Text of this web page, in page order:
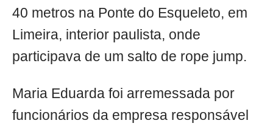
40 metros na Ponte do Esqueleto, em
Limeira, interior paulista, onde
participava de um salto de rope jump.
Maria Eduarda foi arremessada por
funcionários da empresa responsável